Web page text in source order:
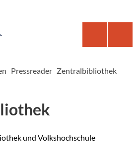
Pressreader Zentralbibliothek
und Volkshochschule